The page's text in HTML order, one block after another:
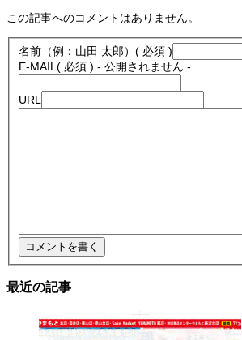
この記事へのコメントはありません。
名前（例：山田 太郎） ( 必須 )
E-MAIL ( 必須 ) - 公開されません -
URL
最近の記事